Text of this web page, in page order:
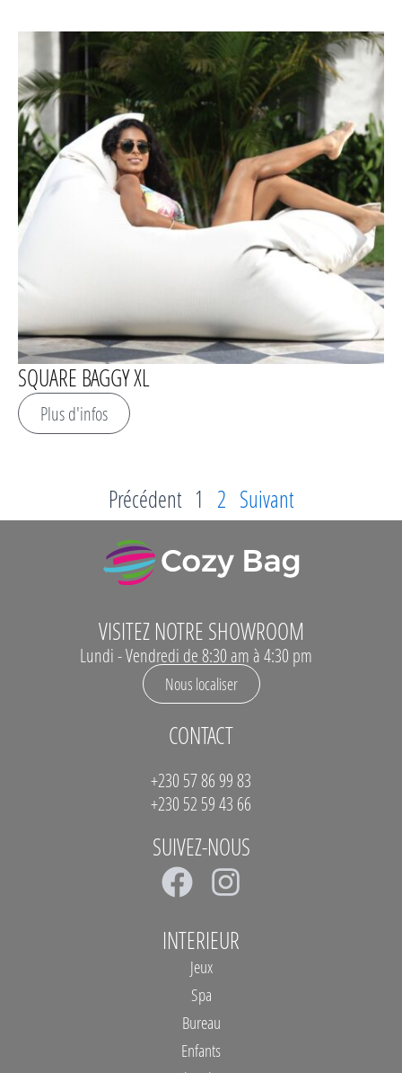
SQUARE BAGGY XL
Plus d'infos
Précédent 1 2 Suivant
VISITEZ NOTRE SHOWROOM
Lundi - Vendredi de 8:30 am à 4:30 pm
Nous localiser
CONTACT
+230 57 86 99 83
+230 52 59 43 66
SUIVEZ-NOUS
F
a
c
o
I
n
s
INTERIEUR
Jeux
Spa
Bureau
Enfants